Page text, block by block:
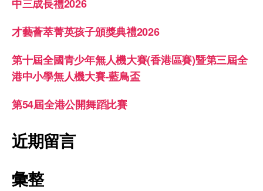
中三成長禮2026
才藝薈萃菁英孩子頒獎典禮2026
第十屆全國青少年無人機大賽(香港區賽)暨第三屆全
港中小學無人機大賽-藍鳥盃
第54屆全港公開舞蹈比賽
近期留言
彙整